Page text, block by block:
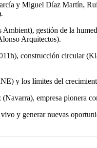
y Miguel Díaz Martín,
gestión de la
Arquitectos).
construcción circular
y los límites del
empresa pionera
y generar nuevas